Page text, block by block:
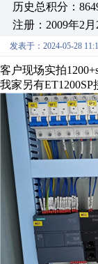
历史总积分：
注册：2009年2月
发表于：2024-05-28
客户现场实拍
我家另有